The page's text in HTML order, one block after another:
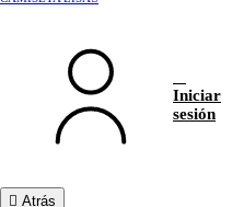
Iniciar
sesión
Atrás